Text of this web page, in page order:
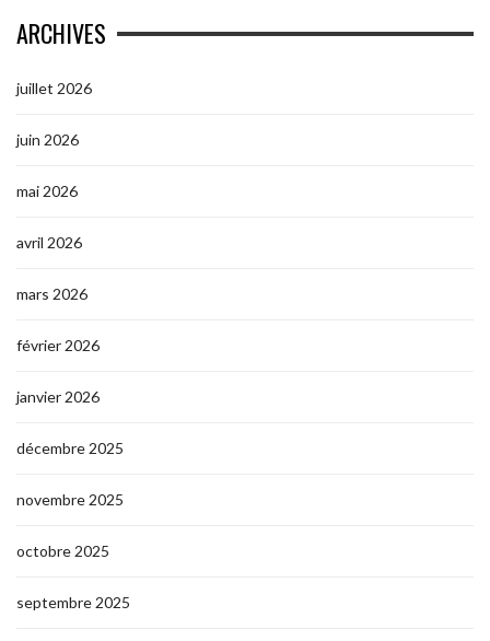
ARCHIVES
juillet 2026
juin 2026
mai 2026
avril 2026
mars 2026
février 2026
janvier 2026
décembre 2025
novembre 2025
octobre 2025
septembre 2025